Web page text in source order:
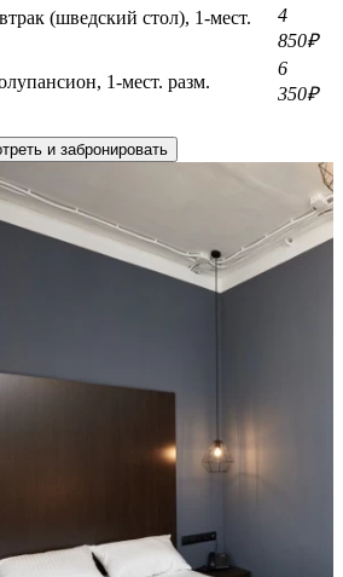
(шведский стол), 1-мест.
4
850₽
1-мест. разм.
6
350₽
и забронировать